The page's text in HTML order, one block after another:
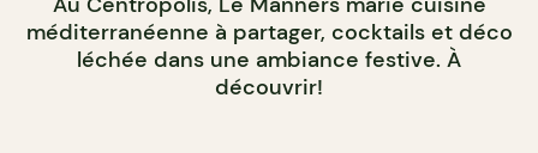
méditerranéenne à partager, cocktails et déco
léchée dans une ambiance festive. À
découvrir!